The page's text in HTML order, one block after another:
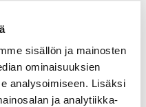
sisällön ja mainosten
ominaisuuksien
analysoimiseen. Lisäksi
ja analytiikka-